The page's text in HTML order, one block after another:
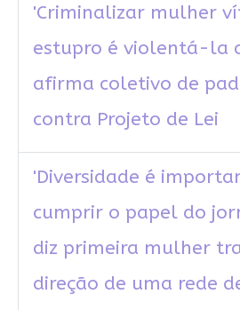
'Criminalizar mulher
estupro é violentá-la
afirma coletivo de
contra Projeto de Lei
'Diversidade é
cumprir o papel do
diz primeira mulher
direção de uma rede